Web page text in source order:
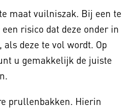
maat vuilniszak. Bij een te
risico dat deze onder in
deze te vol wordt. Op
u gemakkelijk de juiste
prullenbakken. Hierin